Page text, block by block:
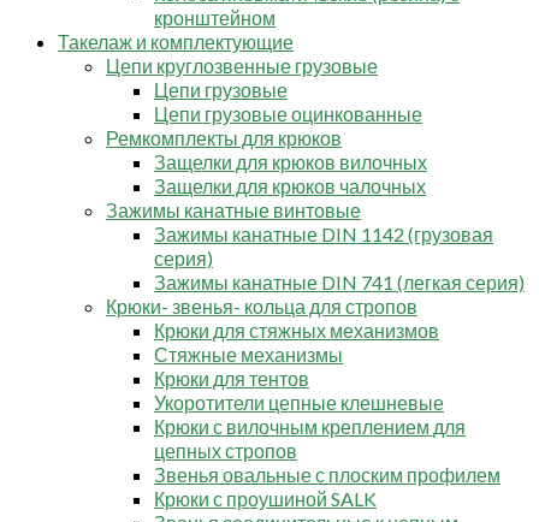
кронштейном
Такелаж и комплектующие
Цепи круглозвенные грузовые
Цепи грузовые
Цепи грузовые оцинкованные
Ремкомплекты для крюков
Защелки для крюков вилочных
Защелки для крюков чалочных
Зажимы канатные винтовые
Зажимы канатные DIN 1142 (грузовая
серия)
Зажимы канатные DIN 741 (легкая серия)
Крюки- звенья- кольца для стропов
Крюки для стяжных механизмов
Стяжные механизмы
Крюки для тентов
Укоротители цепные клешневые
Крюки с вилочным креплением для
цепных стропов
Звенья овальные с плоским профилем
Крюки с проушиной SALK